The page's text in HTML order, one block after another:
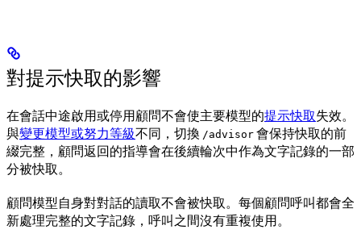
對提示快取的影響
在會話中途啟用或停用顧問不會使主要模型的提示快取失效。
與變更模型或努力等級不同，切換 /advisor 會保持快取的前
綴完整，顧問返回的指導會在後續輪次中作為文字記錄的一部
分被快取。
顧問模型自身對對話的讀取不會被快取。每個顧問呼叫都會全
新處理完整的文字記錄，呼叫之間沒有重複使用。